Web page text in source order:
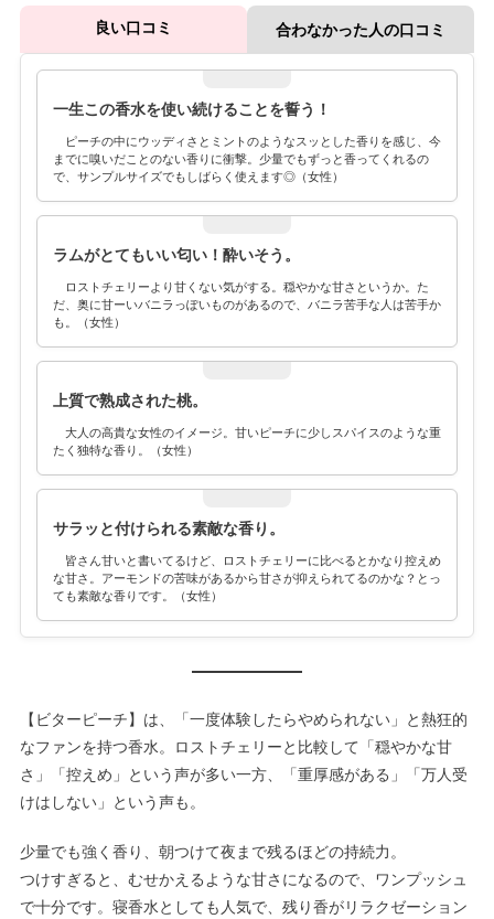
良い口コミ 合わなかった人の口コミ
一生この香水を使い続けることを誓う！
ピーチの中にウッディさとミントのようなスッとした香りを感じ、今
までに嗅いだことのない香りに衝撃。少量でもずっと香ってくれるの
で、サンプルサイズでもしばらく使えます◎（女性）
ラムがとてもいい匂い！酔いそう。
ロストチェリーより甘くない気がする。穏やかな甘さというか。た
だ、奥に甘ーいバニラっぽいものがあるので、バニラ苦手な人は苦手か
も。（女性）
上質で熟成された桃。
大人の高貴な女性のイメージ。甘いピーチに少しスパイスのような重
たく独特な香り。（女性）
サラッと付けられる素敵な香り。
皆さん甘いと書いてるけど、ロストチェリーに比べるとかなり控えめ
な甘さ。アーモンドの苦味があるから甘さが抑えられてるのかな？とっ
ても素敵な香りです。（女性）
【ビターピーチ】は、「一度体験したらやめられない」と熱狂的
なファンを持つ香水。ロストチェリーと比較して「穏やかな甘
さ」「控えめ」という声が多い一方、「重厚感がある」「万人受
けはしない」という声も。
少量でも強く香り、朝つけて夜まで残るほどの持続力。
つけすぎると、むせかえるような甘さになるので、ワンプッシュ
で十分です。寝香水としても人気で、残り香がリラクゼーション